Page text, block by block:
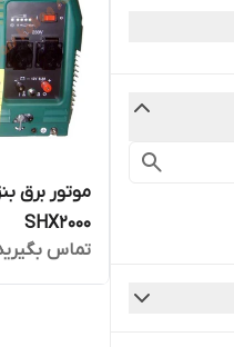
موتور برق
SHX2000
تماس